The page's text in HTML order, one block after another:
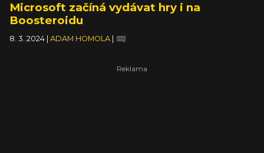
Microsoft začíná vydávat hry i na
Boosteroidu
8. 3. 2024 ADAM HOMOLA